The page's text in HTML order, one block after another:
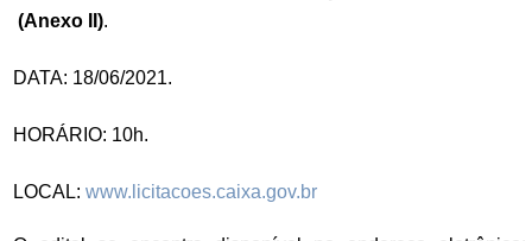
(Anexo II).
DATA: 18/06/2021.
HORÁRIO: 10h.
LOCAL: www.licitacoes.caixa.gov.br